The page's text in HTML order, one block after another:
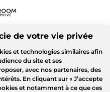
de votre vie privée
et technologies similaires afin
du site et ses
avec nos partenaires, des
En cliquant sur « J’accepte
et notamment à ce que ces